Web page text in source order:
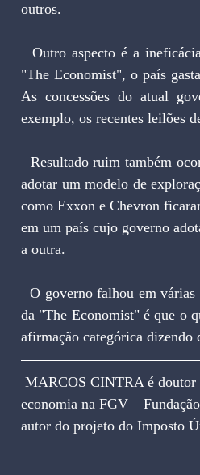
outros.
"The Economist", o país
As concessões do atual
exemplo, os recentes leilões
adotar um modelo de
como Exxon e Chevron
em um país cujo governo
a outra.
da "The Economist" é que o
afirmação categórica dizendo
economia na FGV –
autor do projeto do Imposto